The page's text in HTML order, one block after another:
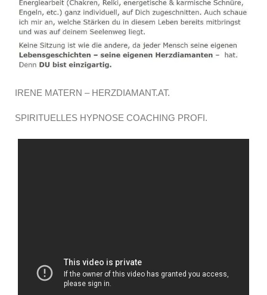
IRENE MATERN – HERZDIAMANT.AT.
SPIRITUELLES HYPNOSE COACHING PROFI.